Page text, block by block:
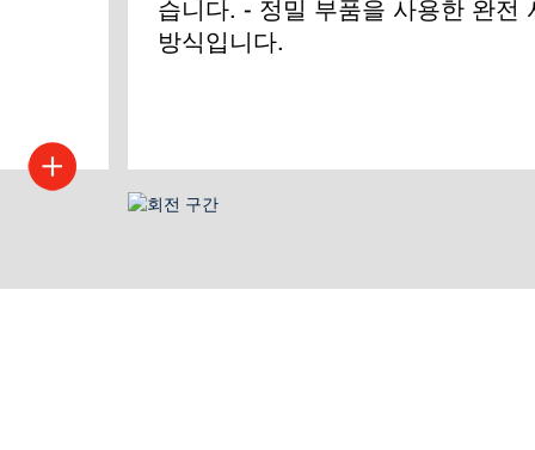
습니다. - 정밀 부품을 사용한 완전
방식입니다.